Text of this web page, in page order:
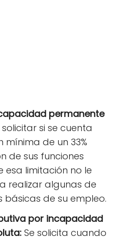
permanente
si se cuenta
de un 33%
de sus funciones
esa limitación no le
realizar algunas de
básicas de su empleo.
por incapacidad
Se solicita cuando